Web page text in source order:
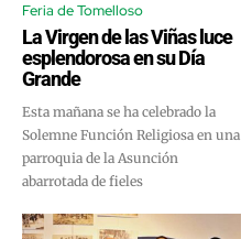
Feria de Tomelloso
La Virgen de las Viñas luce
esplendorosa en su Día
Grande
Esta mañana se ha celebrado la
Solemne Función Religiosa en una
parroquia de la Asunción
abarrotada de fieles